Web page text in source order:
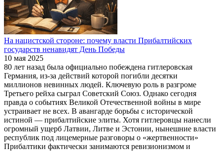
На нацистской стороне: почему власти Прибалтийских
государств ненавидят День Победы
10 мая 2025
80 лет назад была официально побеждена гитлеровская
Германия, из-за действий которой погибли десятки
миллионов невинных людей. Ключевую роль в разгроме
Третьего рейха сыграл Советский Союз. Однако сегодня
правда о событиях Великой Отечественной войны в мире
устраивает не всех. В авангарде борьбы с исторической
истиной — прибалтийские элиты. Хотя гитлеровцы нанесли
огромный ущерб Латвии, Литве и Эстонии, нынешние власти
республик под лицемерные разговоры о «жертвенности»
Прибалтики фактически занимаются ревизионизмом и